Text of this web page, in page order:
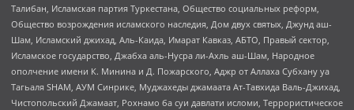
Талибан, Исламская партия Туркестана, Общество социальных реформ,
Общество возрождения исламского наследия, Дом двух святых, Джунд аш-
Шам, Исламский джихад, Аль-Каида, Имарат Кавказ, АБТО, Правый сектор,
Исламское государство, Джабха аль-Нусра ли-Ахль аш-Шам, Народное
ополчение имени К. Минина и Д. Пожарского, Аджр от Аллаха Субхану уа
Тагьаля SHAM, АУМ Синрике, Муджахеды джамаата Ат-Тавхида Валь-Джихад,
Чистопольский Джамаат, Рохнамо ба суи давлати исломи, Террористическое